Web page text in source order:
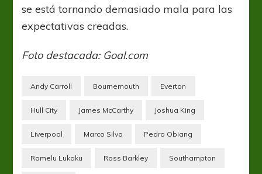
se está tornando demasiado mala para las
expectativas creadas.
Foto destacada: Goal.com
Andy Carroll Bournemouth Everton
Hull City James McCarthy Joshua King
Liverpool Marco Silva Pedro Obiang
Romelu Lukaku Ross Barkley Southampton